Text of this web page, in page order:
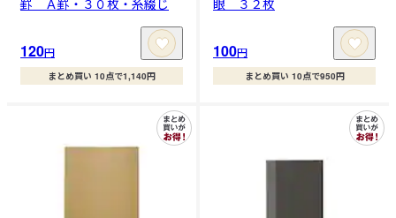
120円
まとめ買い 10点で1,140円
100円
まとめ買い 10点で950円